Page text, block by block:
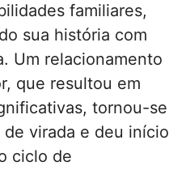
familiares,
sua história com
Um relacionamento
que resultou em
tornou-se
virada e deu início
ciclo de